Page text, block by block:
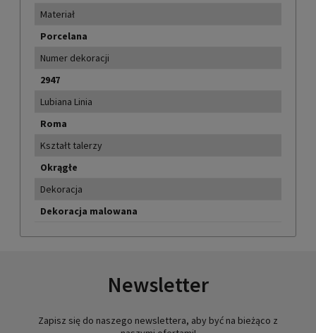
Materiał
Porcelana
Numer dekoracji
2947
Lubiana Linia
Roma
Kształt talerzy
Okrągłe
Dekoracja
Dekoracja malowana
Newsletter
Zapisz się do naszego newslettera, aby być na bieżąco z